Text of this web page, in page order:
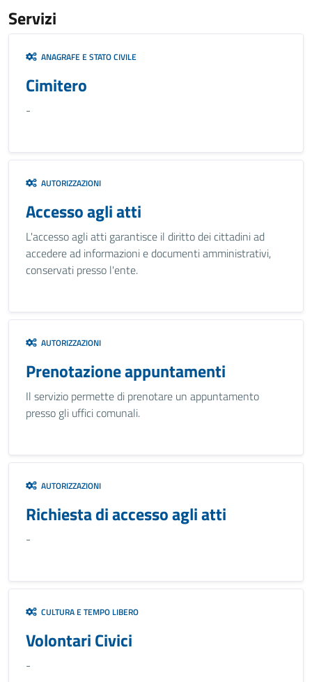
Servizi
ANAGRAFE E STATO CIVILE
Cimitero
-
AUTORIZZAZIONI
Accesso agli atti
L'accesso agli atti garantisce il diritto dei cittadini ad
accedere ad informazioni e documenti amministrativi,
conservati presso l'ente.
AUTORIZZAZIONI
Prenotazione appuntamenti
Il servizio permette di prenotare un appuntamento
presso gli uffici comunali.
AUTORIZZAZIONI
Richiesta di accesso agli atti
-
CULTURA E TEMPO LIBERO
Volontari Civici
-